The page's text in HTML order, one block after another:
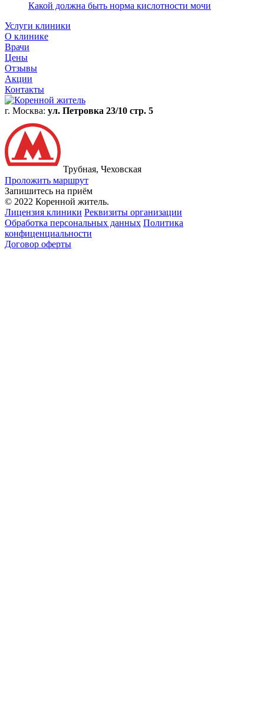
Какой должна быть норма кислотности мочи
Услуги клиники
О клинике
Врачи
Цены
Отзывы
Акции
Контакты
г. Москва: ул. Петровка 23/10 стр. 5
Трубная, Чеховская
Проложить маршрут
Запишитесь на приём
© 2022 Коренной житель.
Лицензия клиники Реквизиты организации
Обработка персональных данных Политика
конфиценциальности
Договор оферты